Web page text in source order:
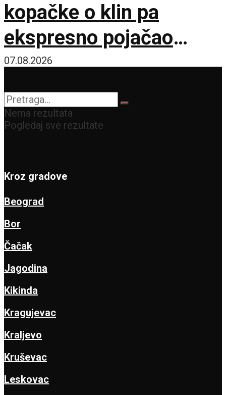
kopačke o klin pa
ekspresno pojačao
stručni štab Vojvodine!
07.08.2026
Nema rezultata
Pogledaj sve rezultate
Kroz gradove
Beograd
Bor
Čačak
Jagodina
Kikinda
Kragujevac
Kraljevo
Kruševac
Leskovac